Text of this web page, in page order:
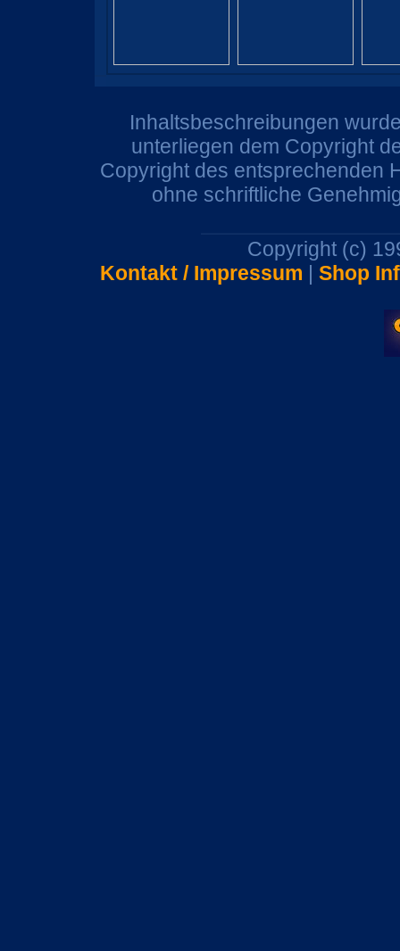
Inhaltsbeschreibungen
unterliegen dem Copyright
Copyright des entsprechenden
ohne schriftliche
Copyright (c)
Kontakt / Impressum | Shop